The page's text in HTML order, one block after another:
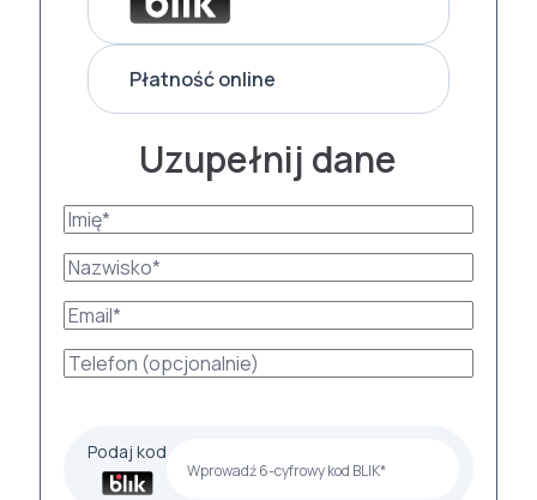
Płatność online
Uzupełnij dane
Podaj kod